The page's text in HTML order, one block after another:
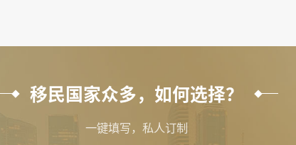
移民国家众多，如何选择？
一键填写，私人订制